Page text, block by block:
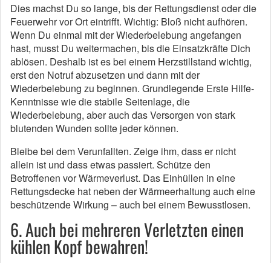
Dies machst Du so lange, bis der Rettungsdienst oder die
Feuerwehr vor Ort eintrifft. Wichtig: Bloß nicht aufhören.
Wenn Du einmal mit der Wiederbelebung angefangen
hast, musst Du weitermachen, bis die Einsatzkräfte Dich
ablösen. Deshalb ist es bei einem Herzstillstand wichtig,
erst den Notruf abzusetzen und dann mit der
Wiederbelebung zu beginnen. Grundlegende Erste Hilfe-
Kenntnisse wie die stabile Seitenlage, die
Wiederbelebung, aber auch das Versorgen von stark
blutenden Wunden sollte jeder können.
Bleibe bei dem Verunfallten. Zeige ihm, dass er nicht
allein ist und dass etwas passiert. Schütze den
Betroffenen vor Wärmeverlust. Das Einhüllen in eine
Rettungsdecke hat neben der Wärmeerhaltung auch eine
beschützende Wirkung – auch bei einem Bewusstlosen.
6. Auch bei mehreren Verletzten einen
kühlen Kopf bewahren!